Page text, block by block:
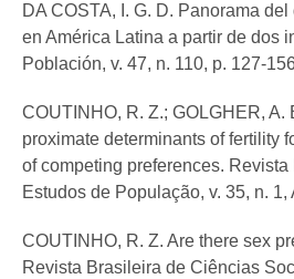
DA COSTA, I. G. D. Panorama
en América Latina a partir de dos
Población, v. 47, n. 110, p. 127-
COUTINHO, R. Z.; GOLGHER, A.
proximate determinants of fertility
of competing preferences.
Estudos de População, v. 35, n.
COUTINHO, R. Z. Are there sex
Revista Brasileira de Ciências